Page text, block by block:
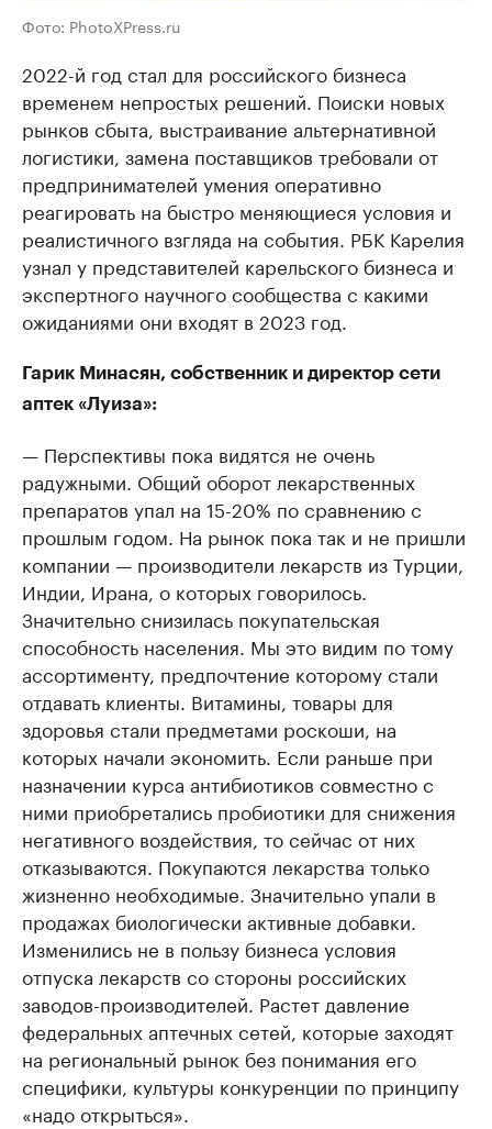
Фото: PhotoXPress.ru
2022-й год стал для российского бизнеса
временем непростых решений. Поиски новых
рынков сбыта, выстраивание альтернативной
логистики, замена поставщиков требовали от
предпринимателей умения оперативно
реагировать на быстро меняющиеся условия и
реалистичного взгляда на события. РБК Карелия
узнал у представителей карельского бизнеса и
экспертного научного сообщества с какими
ожиданиями они входят в 2023 год.
Гарик Минасян, собственник и директор сети
аптек «Луиза»:
— Перспективы пока видятся не очень
радужными. Общий оборот лекарственных
препаратов упал на 15-20% по сравнению с
прошлым годом. На рынок пока так и не пришли
компании — производители лекарств из Турции,
Индии, Ирана, о которых говорилось.
Значительно снизилась покупательская
способность населения. Мы это видим по тому
ассортименту, предпочтение которому стали
отдавать клиенты. Витамины, товары для
здоровья стали предметами роскоши, на
которых начали экономить. Если раньше при
назначении курса антибиотиков совместно с
ними приобретались пробиотики для снижения
негативного воздействия, то сейчас от них
отказываются. Покупаются лекарства только
жизненно необходимые. Значительно упали в
продажах биологически активные добавки.
Изменились не в пользу бизнеса условия
отпуска лекарств со стороны российских
заводов-производителей. Растет давление
федеральных аптечных сетей, которые заходят
на региональный рынок без понимания его
специфики, культуры конкуренции по принципу
«надо открыться».